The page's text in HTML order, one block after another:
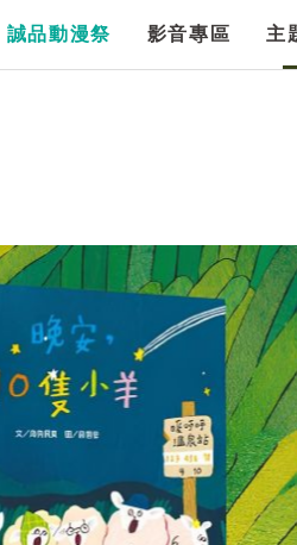
誠品動漫祭 影音專區 主